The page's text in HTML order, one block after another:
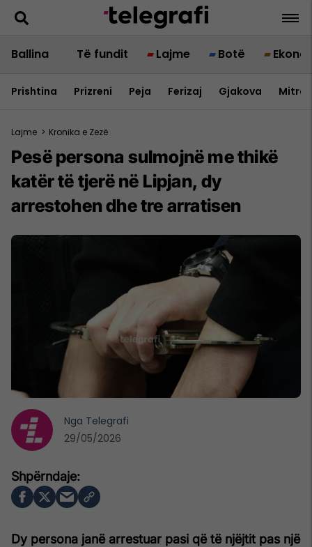
Ballina Të fundit Lajme Botë
Prishtina Prizreni Peja Ferizaj Gjakova
Lajme > Kronika e Zezë
Pesë persona sulmojnë me thikë
katër të tjerë në Lipjan, dy
arrestohen dhe tre arratisen
Dy persona janë arrestuar pasi që të njëjtit pas një
Nga Telegrafi
29/05/2026